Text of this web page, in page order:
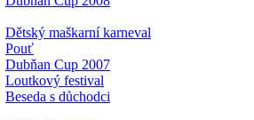
Dětský maškarní karneval
Pouť
Dubňan Cup 2007
Loutkový festival
Beseda s důchodci